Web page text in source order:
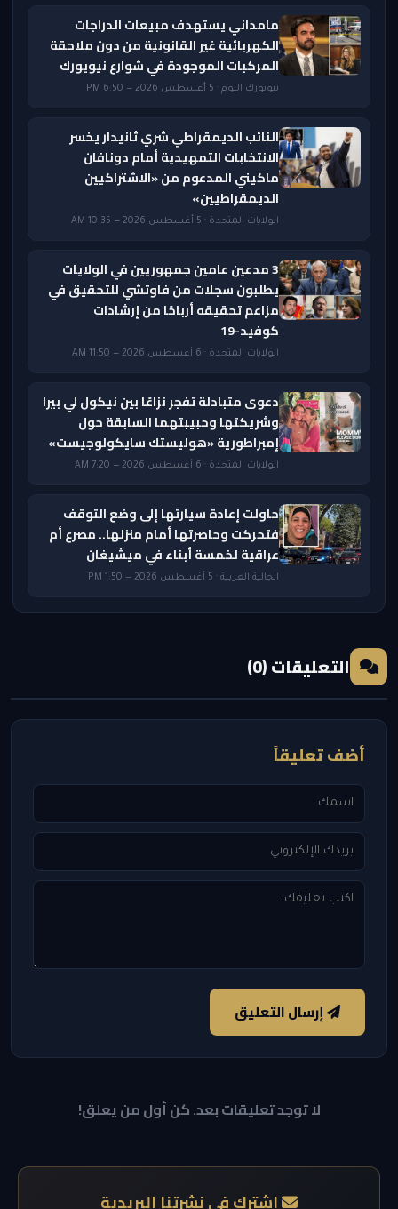
مامداني يستهدف مبيعات الدراجات
الكهربائية غير القانونية من دون ملاحقة
المركبات الموجودة في شوارع نيويورك
نيويورك اليوم · 5 أغسطس 2026 — 6:50 PM
النائب الديمقراطي شري ثانيدار يخسر
الانتخابات التمهيدية أمام دونافان
ماكيني المدعوم من «الاشتراكيين
الديمقراطيين»
الولايات المتحدة · 5 أغسطس 2026 — 10:35 AM
3 مدعين عامين جمهوريين في الولايات
يطلبون سجلات من فاوتشي للتحقيق في
مزاعم تحقيقه أرباحًا من إرشادات
كوفيد-19
الولايات المتحدة · 6 أغسطس 2026 — 11:50 AM
دعوى متبادلة تفجر نزاعًا بين نيكول لي بيرا
وشريكتها وحبيبتهما السابقة حول
إمبراطورية «هوليستك سايكولوجيست»
الولايات المتحدة · 6 أغسطس 2026 — 7:20 AM
حاولت إعادة سيارتها إلى وضع التوقف
فتحركت وحاصرتها أمام منزلها.. مصرع أم
عراقية لخمسة أبناء في ميشيغان
الجالية العربية · 5 أغسطس 2026 — 1:50 PM
التعليقات (0)
أضف تعليقاً
إرسال التعليق
لا توجد تعليقات بعد. كن أول من يعلق!
اشترك في نشرتنا البريدية